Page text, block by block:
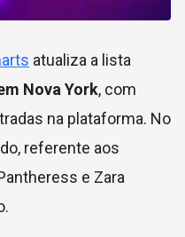
atualiza a lista
Nova York, com
na plataforma. No
referente aos
e Zara